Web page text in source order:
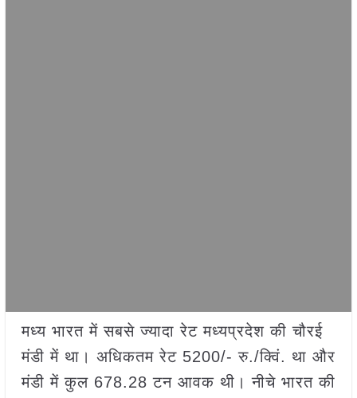
मध्य भारत में सबसे ज्यादा रेट मध्यप्रदेश की चौरई
मंडी में था। अधिकतम रेट 5200/- रु./क्विं. था और
मंडी में कुल 678.28 टन आवक थी। नीचे भारत की